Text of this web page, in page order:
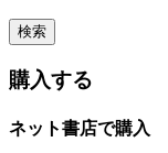
購入する
ネット書店で購入